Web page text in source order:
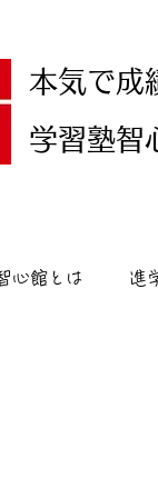
本気で成
学習塾
心館とは 進